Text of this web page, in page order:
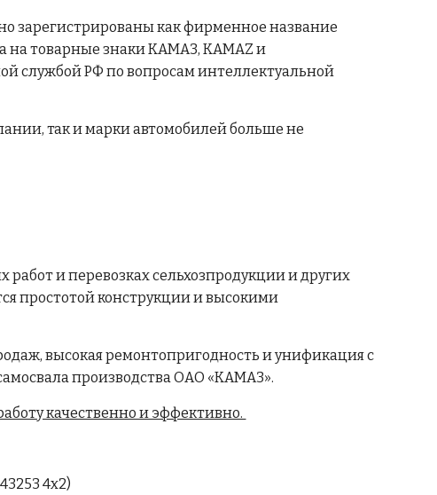
зарегистрированы как фирменное название
на товарные знаки КАМАЗ, КАМАZ и
службой РФ по вопросам интеллектуальной
так и марки автомобилей больше не
и перевозках сельхозпродукции и других
простотой конструкции и высокими
высокая ремонтопригодность и унификация с
производства ОАО «КАМАЗ».
качественно и эффективно.
4х2)